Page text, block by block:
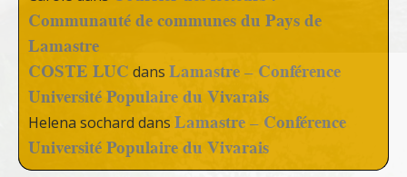
Communauté de communes du Pays de
Lamastre
COSTE LUC dans Lamastre – Conférence
Université Populaire du Vivarais
Helena sochard dans Lamastre – Conférence
Université Populaire du Vivarais